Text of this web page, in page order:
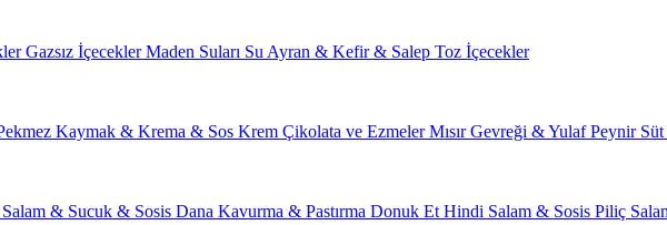
Gazsız İçeceklerMaden Suları Su Ayran & Kefir & Salep Toz İçecekler
Kaymak & Krema & Sos Krem Çikolata ve EzmelerMısır Gevreği & YulafPeynir
& Sucuk & Sosis Dana Kavurma & Pastırma Donuk Et Hindi Salam & Sosis Piliç